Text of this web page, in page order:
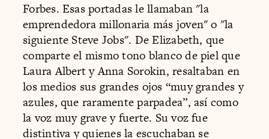
Forbes. Esas portadas le llamaban "la
emprendedora millonaria más joven" o "la
siguiente Steve Jobs". De Elizabeth, que
comparte el mismo tono blanco de piel que
Laura Albert y Anna Sorokin, resaltaban en
los medios sus grandes ojos “muy grandes y
azules, que raramente parpadea”, así como
la voz muy grave y fuerte. Su voz fue
distintiva y quienes la escuchaban se